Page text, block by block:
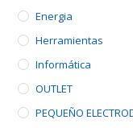
Energia
Herramientas
Informática
OUTLET
PEQUEÑO